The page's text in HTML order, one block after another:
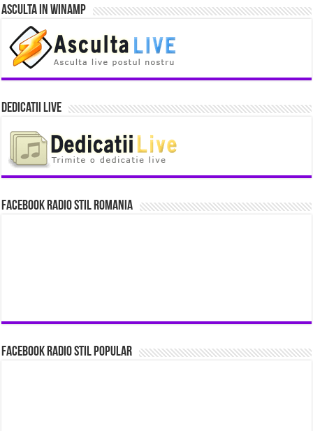
Asculta in Winamp
Dedicatii Live
Facebook Radio Stil Romania
Facebook Radio Stil Popular